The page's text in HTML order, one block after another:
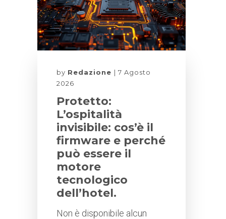
by Redazione
7 Agosto
2026
Protetto:
L’ospitalità
invisibile: cos’è il
firmware e perché
può essere il
motore
tecnologico
dell’hotel.
Non è disponibile alcun